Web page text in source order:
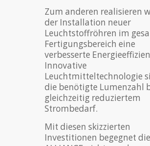
Zum anderen realisieren
der Installation neuer
Leuchtstoffröhren im
Fertigungsbereich eine
verbesserte
Innovative
Leuchtmitteltechnologie
die benötigte Lumenzahl
gleichzeitig reduziertem
Strombedarf.
Mit diesen skizzierten
Investitionen begegnet die